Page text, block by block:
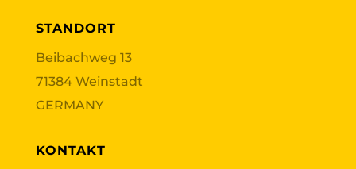
STANDORT
Beibachweg 13
71384 Weinstadt
GERMANY
KONTAKT